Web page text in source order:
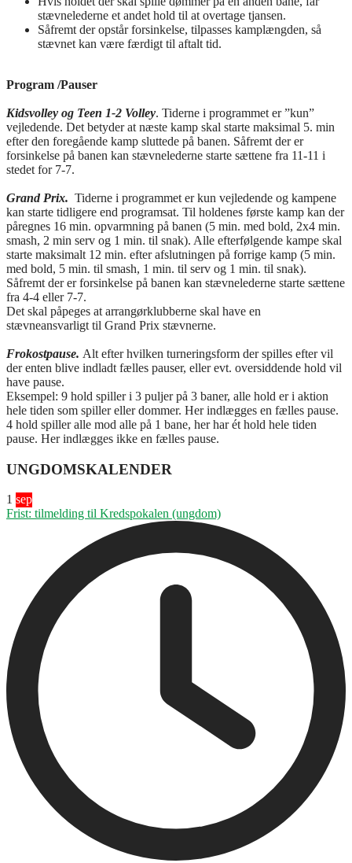
stævnelederne et andet hold til at overtage tjansen.
Såfremt der opstår forsinkelse, tilpasses kamplængden, så
stævnet kan være færdigt til aftalt tid.
Program /Pauser
Kidsvolley og Teen 1-2 Volley. Tiderne i programmet er ”kun”
vejledende. Det betyder at næste kamp skal starte maksimal 5. min
efter den foregående kamp sluttede på banen. Såfremt der er
forsinkelse på banen kan stævnelederne starte sættene fra 11-11 i
stedet for 7-7.
Grand Prix. Tiderne i programmet er kun vejledende og kampene
kan starte tidligere end programsat. Til holdenes første kamp kan der
påregnes 16 min. opvarmning på banen (5 min. med bold, 2x4 min.
smash, 2 min serv og 1 min. til snak). Alle efterfølgende kampe skal
starte maksimalt 12 min. efter afslutningen på forrige kamp (5 min.
med bold, 5 min. til smash, 1 min. til serv og 1 min. til snak).
Såfremt der er forsinkelse på banen kan stævnelederne starte sættene
fra 4-4 eller 7-7.
Det skal påpeges at arrangørklubberne skal have en
stævneansvarligt til Grand Prix stævnerne.
Frokostpause. Alt efter hvilken turneringsform der spilles efter vil
der enten blive indladt fælles pauser, eller evt. oversiddende hold vil
have pause.
Eksempel: 9 hold spiller i 3 puljer på 3 baner, alle hold er i aktion
hele tiden som spiller eller dommer. Her indlægges en fælles pause.
4 hold spiller alle mod alle på 1 bane, her har ét hold hele tiden
pause. Her indlægges ikke en fælles pause.
UNGDOMSKALENDER
1 sep
Frist: tilmelding til Kredspokalen (ungdom)